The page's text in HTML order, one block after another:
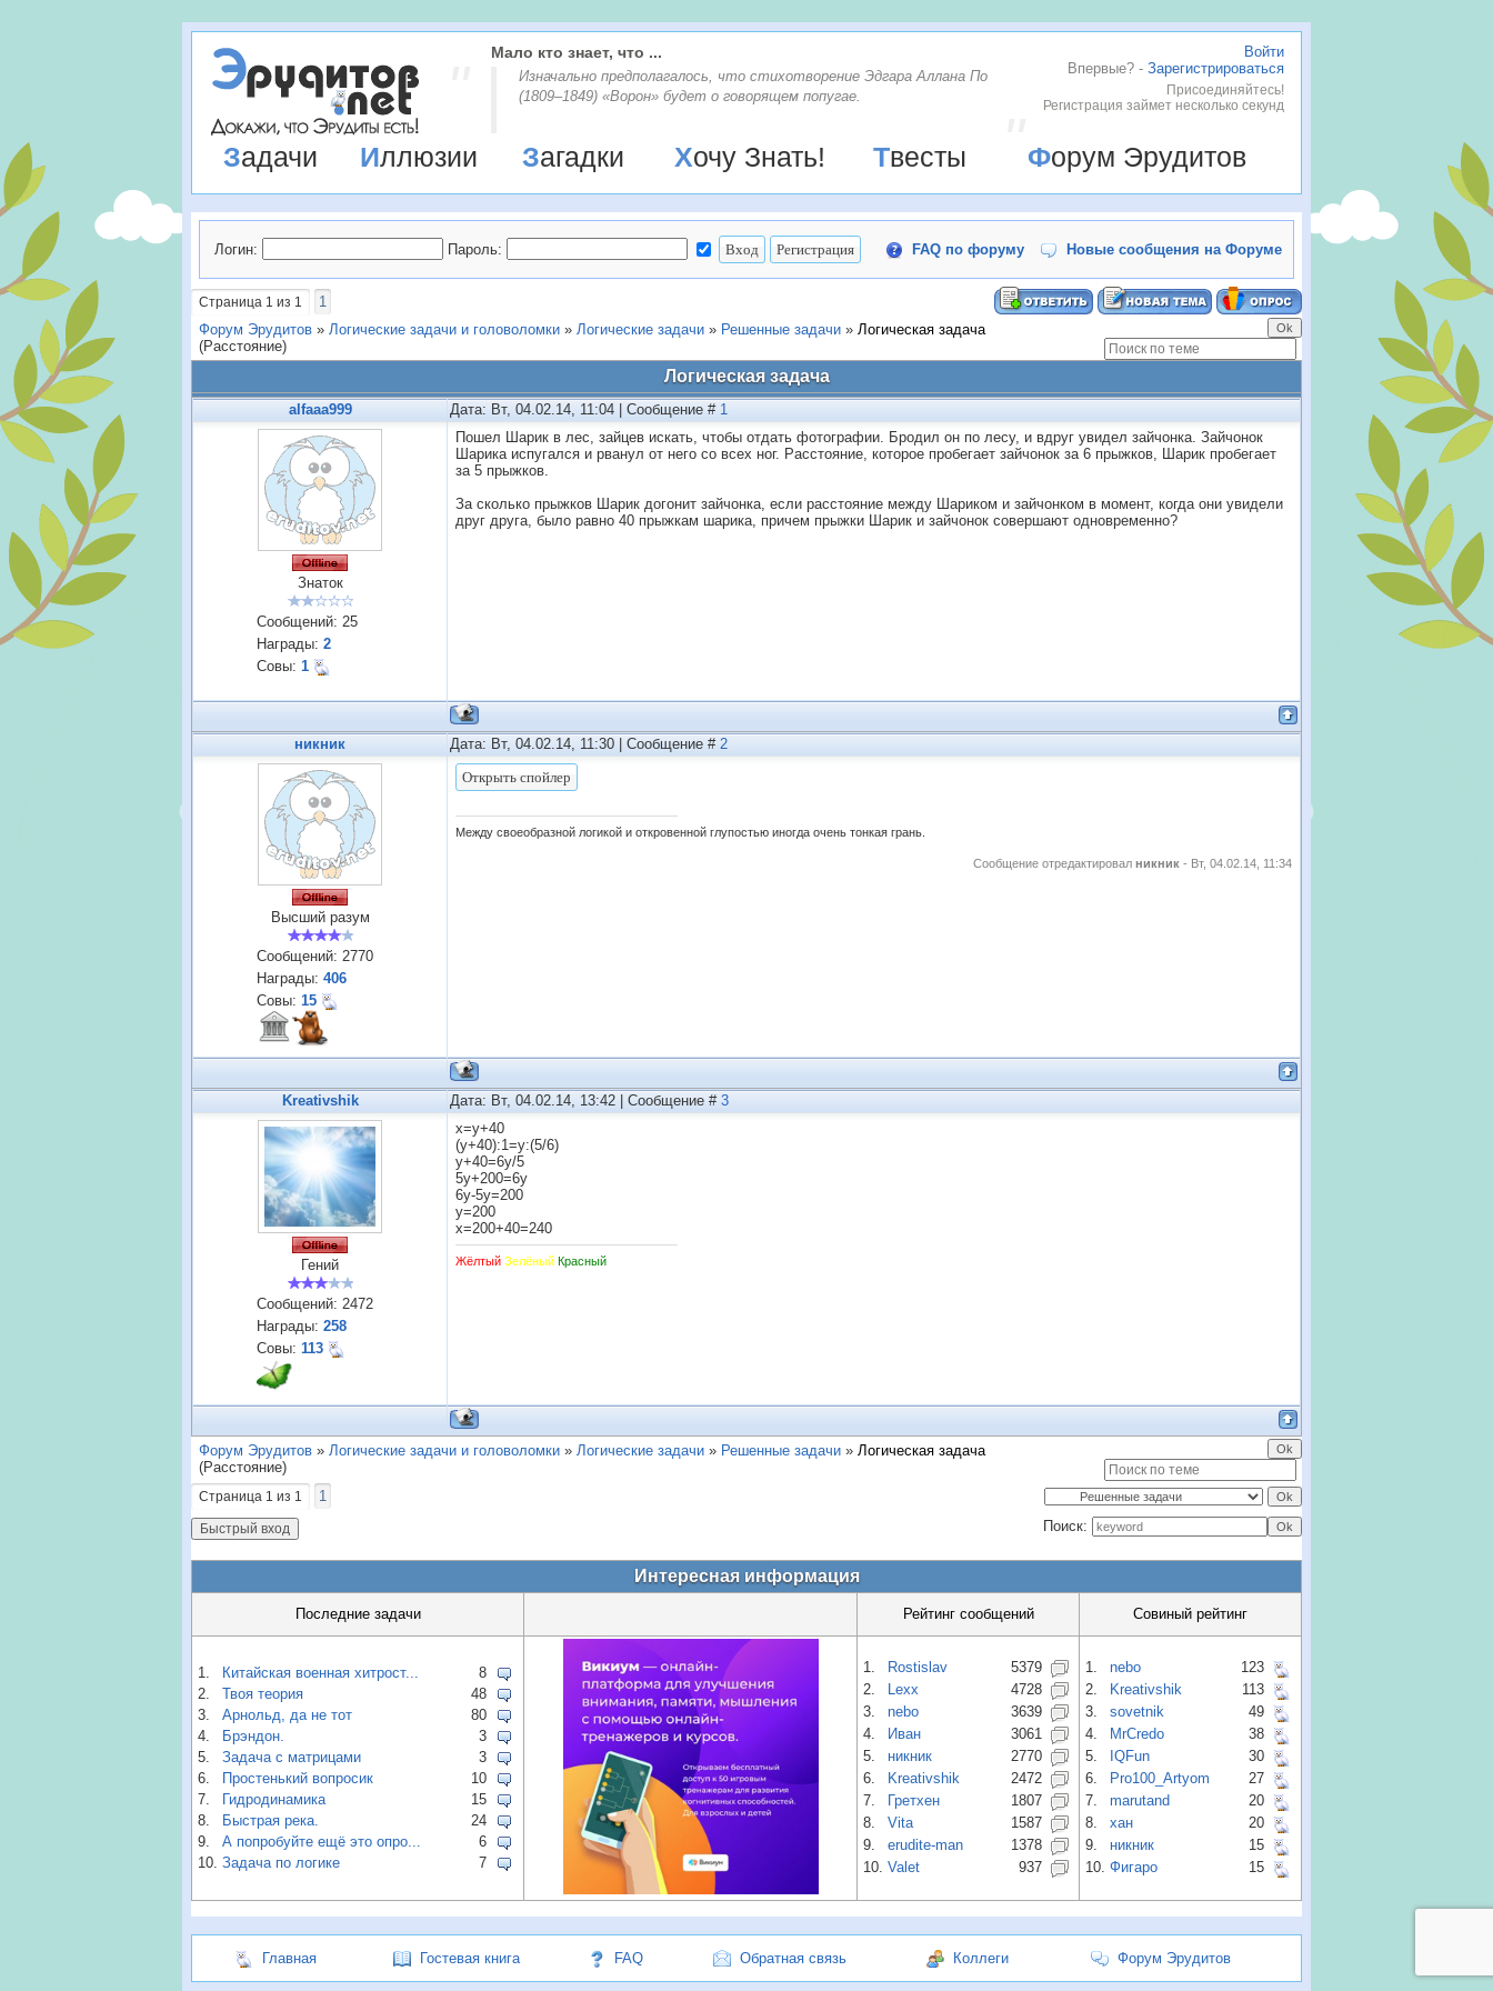
Войти
Впервые? - Зарегистрироваться
Присоединяйтесь!
Регистрация займет несколько секунд
Мало кто знает, что ...
Изначально предполагалось, что стихотворение Эдгара Аллана По
(1809–1849) «Ворон» будет о говорящем попугае.
Задачи Иллюзии Загадки Хочу Знать! Твесты Форум Эрудитов
Логин: Пароль: FAQ по форуму Новые сообщения на Форуме
Страница 1 из 1
1
Форум Эрудитов » Логические задачи и головоломки » Логические задачи » Решенные задачи » Логическая задача
(Расстояние)
Логическая задача
alfaaa999 Дата: Вт, 04.02.14, 11:04 | Сообщение # 1
Знаток
Сообщений: 25
Награды: 2
Совы: 1
Пошел Шарик в лес, зайцев искать, чтобы отдать фотографии. Бродил он по лесу, и вдруг увидел зайчонка. Зайчонок
Шарика испугался и рванул от него со всех ног. Расстояние, которое пробегает зайчонок за 6 прыжков, Шарик пробегает
за 5 прыжков.
За сколько прыжков Шарик догонит зайчонка, если расстояние между Шариком и зайчонком в момент, когда они увидели
друг друга, было равно 40 прыжкам шарика, причем прыжки Шарик и зайчонок совершают одновременно?
никник Дата: Вт, 04.02.14, 11:30 | Сообщение # 2
Высший разум
Сообщений: 2770
Награды: 406
Совы: 15
Между своеобразной логикой и откровенной глупостью иногда очень тонкая грань.
Сообщение отредактировал никник - Вт, 04.02.14, 11:34
Kreativshik Дата: Вт, 04.02.14, 13:42 | Сообщение # 3
Гений
Сообщений: 2472
Награды: 258
Совы: 113
x=y+40
(y+40):1=y:(5/6)
y+40=6y/5
5y+200=6y
6y-5y=200
y=200
x=200+40=240
Жёлтый Зелёный Красный
Форум Эрудитов » Логические задачи и головоломки » Логические задачи » Решенные задачи » Логическая задача
(Расстояние)
Страница 1 из 1
1
Поиск:
Интересная информация
Последние задачи Рейтинг сообщений Совиный рейтинг
1. Китайская военная хитрост...
8
2.
Твоя теория
48
3.
Арнольд, да не тот
80
4.
Брэндон.
3
5.
Задача с матрицами
3
6.
Простенький вопросик
10
7.
Гидродинамика
15
8.
Быстрая река.
24
9.
А попробуйте ещё это опро...
6
10. Задача по логике 7
1. Rostislav
5379
2.
Lexx
4728
3.
nebo
3639
4.
Иван
3061
5.
никник
2770
6.
Kreativshik
2472
7.
Гретхен
1807
8.
Vita
1587
9.
erudite-man
1378
10. Valet 937
1. nebo
123
2.
Kreativshik
113
3.
sovetnik
49
4.
MrCredo
38
5.
IQFun
30
6.
Pro100_Artyom
27
7.
marutand
20
8.
хан
20
9.
никник
15
10. Фигаро 15
Главная Гостевая книга FAQ Обратная связь Коллеги Форум Эрудитов